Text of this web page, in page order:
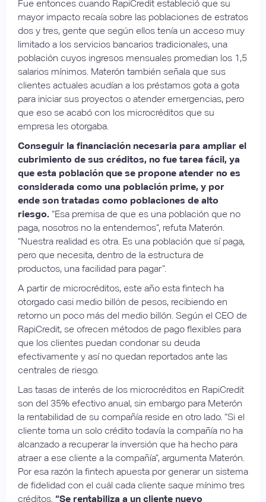
Fue entonces cuando RapiCredit estableció que su
mayor impacto recaía sobre las poblaciones de estratos
dos y tres, gente que según ellos tenía un acceso muy
limitado a los servicios bancarios tradicionales, una
población cuyos ingresos mensuales promedian los 1,5
salarios mínimos. Materón también señala que sus
clientes actuales acudían a los préstamos gota a gota
para iniciar sus proyectos o atender emergencias, pero
que eso se acabó con los microcréditos que su
empresa les otorgaba.
Conseguir la financiación necesaria para ampliar el
cubrimiento de sus créditos, no fue tarea fácil, ya
que esta población que se propone atender no es
considerada como una población prime, y por
ende son tratadas como poblaciones de alto
riesgo. “Esa premisa de que es una población que no
paga, nosotros no la entendemos”, refuta Materón.
“Nuestra realidad es otra. Es una población que sí paga,
pero que necesita, dentro de la estructura de
productos, una facilidad para pagar”.
A partir de microcréditos, este año esta fintech ha
otorgado casi medio billón de pesos, recibiendo en
retorno un poco más del medio billón. Según el CEO de
RapiCredit, se ofrecen métodos de pago flexibles para
que los clientes puedan condonar su deuda
efectivamente y así no quedan reportados ante las
centrales de riesgo.
Las tasas de interés de los microcréditos en RapiCredit
son del 35% efectivo anual, sin embargo para Meterón
la rentabilidad de su compañía reside en otro lado. “Si el
cliente toma un solo crédito todavía la compañía no ha
alcanzado a recuperar la inversión que ha hecho para
atraer a ese cliente a la compañía”, argumenta Materón.
Por esa razón la fintech apuesta por generar un sistema
de fidelidad con el cuál cada cliente saque mínimo tres
créditos. “Se rentabiliza a un cliente nuevo